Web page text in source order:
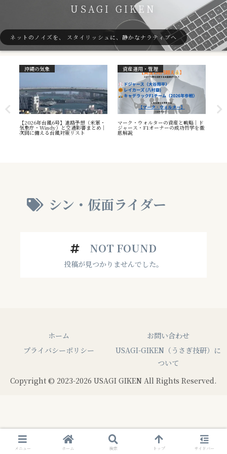
USAGI GIKEN
ネットのノイズを、 スタイリッシュに、静かなナラティブへ
沖縄の気象
【2026年台風6号】進路予想（米軍・
気象庁・Windy）と交通影響まとめ｜
次回に備える台風対策リスト
資産運用・管理
マーク・ウォルターの資産と戦略｜ド
ジャース・F1オーナーの成功哲学を徹
底解説
シン・仮面ライダー
NOT FOUND
投稿が見つかりませんでした。
ホーム
お問い合わせ
プライバシーポリシー
USAGI-GIKEN（うさぎ技研）に
ついて
Copyright © 2023-2026 USAGI GIKEN All Rights Reserved.
メニュー ホーム 検索 トップ サイドバー